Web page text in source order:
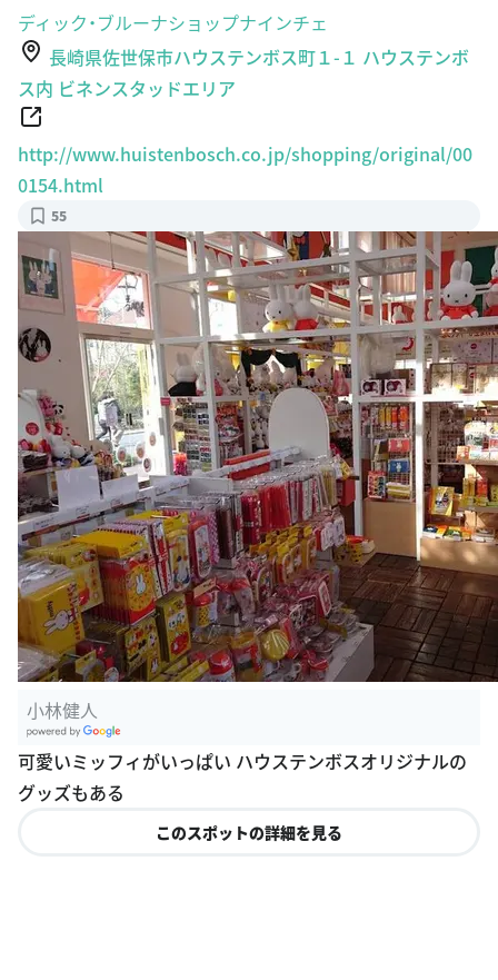
ディック・ブルーナショップナインチェ
長崎県佐世保市ハウステンボス町１-１ ハウステンボ
ス内 ビネンスタッドエリア
http://www.huistenbosch.co.jp/shopping/original/00
0154.html
55
小林健人
oogle Plac
es
可愛いミッフィがいっぱい ハウステンボスオリジナルの
グッズもある
このスポットの詳細を見る